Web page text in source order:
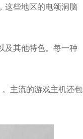
这些地区的电颂洞脑
及其他特色。每一种
主流的游戏主机还包